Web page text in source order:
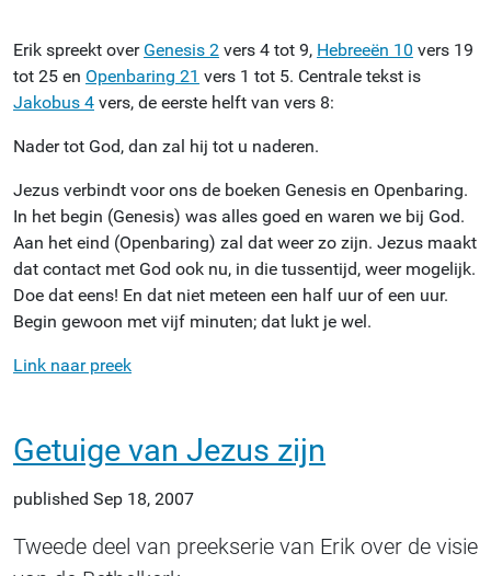
Erik spreekt over Genesis 2 vers 4 tot 9, Hebreeën 10 vers 19
tot 25 en Openbaring 21 vers 1 tot 5. Centrale tekst is
Jakobus 4 vers, de eerste helft van vers 8:
Nader tot God, dan zal hij tot u naderen.
Jezus verbindt voor ons de boeken Genesis en Openbaring.
In het begin (Genesis) was alles goed en waren we bij God.
Aan het eind (Openbaring) zal dat weer zo zijn. Jezus maakt
dat contact met God ook nu, in die tussentijd, weer mogelijk.
Doe dat eens! En dat niet meteen een half uur of een uur.
Begin gewoon met vijf minuten; dat lukt je wel.
Link naar preek
Getuige van Jezus zijn
published Sep 18, 2007
Tweede deel van preekserie van Erik over de visie